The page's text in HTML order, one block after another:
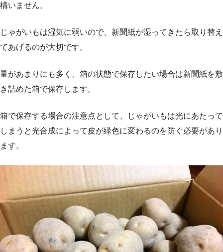
構いません。
じゃがいもは湿気に弱いので、新聞紙が湿ってきたら取り替え
てあげるのが大切です。
量があまりにも多く、箱の状態で保存したい場合は新聞紙を敷
き詰めた箱で保存します。
箱で保存する場合の注意点として、じゃがいもは光にあたって
しまうと光合成によって皮が緑色に変わるのを防ぐ必要があり
ます。